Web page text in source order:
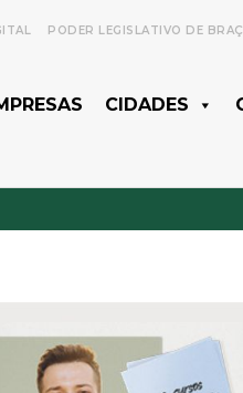
PODER LEGISLATIVO DE
CIDADES